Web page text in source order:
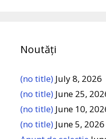
Noutăți
(no title) July 8, 2026
(no title) June 25,
(no title) June 10,
(no title) June 5, 2026